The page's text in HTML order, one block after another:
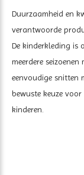
Duurzaamheid en
verantwoorde
De kinderkleding is
meerdere
eenvoudige snitten
bewuste keuze
kinderen.